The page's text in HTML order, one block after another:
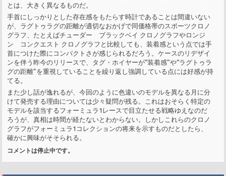
とは、大きく異なるものだ。
手首にしっかりとした存在感をもたらす時計であることは間違いない
が、ラグトゥラグの距離が適切なおかげで同価格帯のスポーツクロノ
グラフ、たとえばチューダー ブラックベイ クロノグラフやロンジ
ン コンクエスト クロノグラフと比較しても、装着感という点では手
首につけた際にコンパクトさが感じられるだろう。ケースのリデザイ
ンを伴う昨今のリリースで、タグ・ホイヤーが“装着感”や“ラグトゥラ
グの距離”を重視していることを繰り返し強調している点には好感が持
てる。
また少し話が逸れるが、今回のように色違いのモデルを異なる月に分
けて発売する理由については少々疑問が残る。これはおそらく特定の
モデルを該当するフォーミュラ1レースで目立たせる戦略ゆえなのだ
ろうが、真相は時間が経たないとわからない。しかしこれらのクロノ
グラフがフォーミュラ1コレクションの将来を示すものだとしたら、
確かに興味がそそられる。
コメントは停止中です。